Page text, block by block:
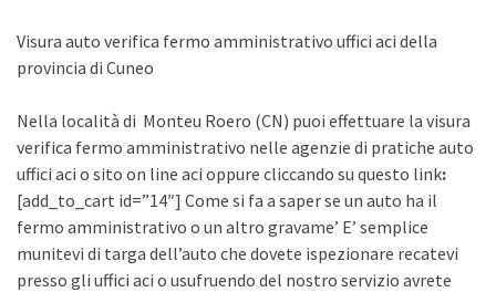
Visura auto verifica fermo amministrativo uffici aci della
provincia di Cuneo
Nella località di Monteu Roero (CN) puoi effettuare la visura
verifica fermo amministrativo nelle agenzie di pratiche auto
uffici aci o sito on line aci oppure cliccando su questo link:
[add_to_cart id=”14″] Come si fa a saper se un auto ha il
fermo amministrativo o un altro gravame’ E’ semplice
munitevi di targa dell’auto che dovete ispezionare recatevi
presso gli uffici aci o usufruendo del nostro servizio avrete